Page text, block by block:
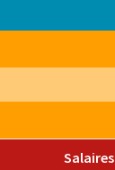
Salaires